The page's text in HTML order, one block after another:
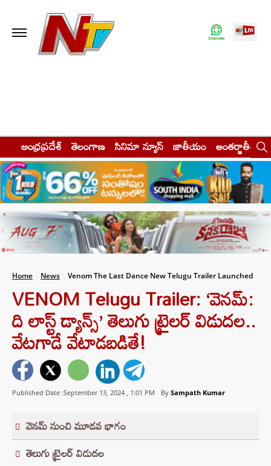
ఆంధ్రప్రదేశ్ తెలంగాణ సినిమా న్యూస్ జాతీయం అంతర్జాతీయం
Home News Venom The Last Dance New Telugu Trailer Launched
VENOM Telugu Trailer: ‘వెనమ్‌:
ది లాస్ట్‌ డ్యాన్స్‌’ తెలుగు ట్రైలర్‌ విడుదల..
వేట‌గాడే వేటాడ‌బ‌డితే!
Published Date :September 13, 2024 , 1:01 PM By Sampath Kumar
వెన‌మ్ నుంచి మూడ‌వ భాగం
తెలుగు ట్రైలర్‌ విడుదల